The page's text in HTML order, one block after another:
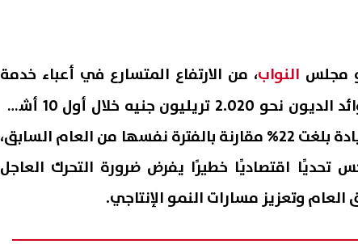
مجلس النواب، من الارتفاع المتسارع في أعباء خدمة
الدين العام، بعد تسجيل فوائد الديون نحو 2.020 تريليون جنيه خلال أول 10 أشهر
من العام المالي الجاري، بزيادة بلغت 22% مقارنة بالفترة نفسها من العام السابق،
تحديًا اقتصاديًا خطيرًا يفرض ضرورة التحرك العاجل
العام وتعزيز مسارات النمو الإنتاجي.